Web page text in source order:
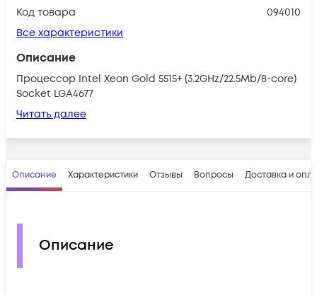
Код товара
094010
Все характеристики
Описание
Процессор Intel Xeon Gold 5515+ (3.2GHz/22.5Mb/8-core)
Socket LGA4677
Читать далее
Описание Характеристики Отзывы Вопросы Доставка и
Описание